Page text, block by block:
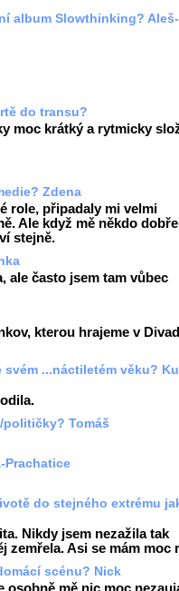
album Slowthinking? Aleš-
do transu?
moc krátký a rytmicky
Zdena
role, připadaly mi velmi
Ale když mě někdo dobře
stejně.
ale často jsem tam vůbec
kterou hrajeme v
...náctiletém věku?
Tomáš
Prachatice
do stejného extrému
Nikdy jsem nezažila tak
zemřela. Asi se mám moc
scénu? Nick